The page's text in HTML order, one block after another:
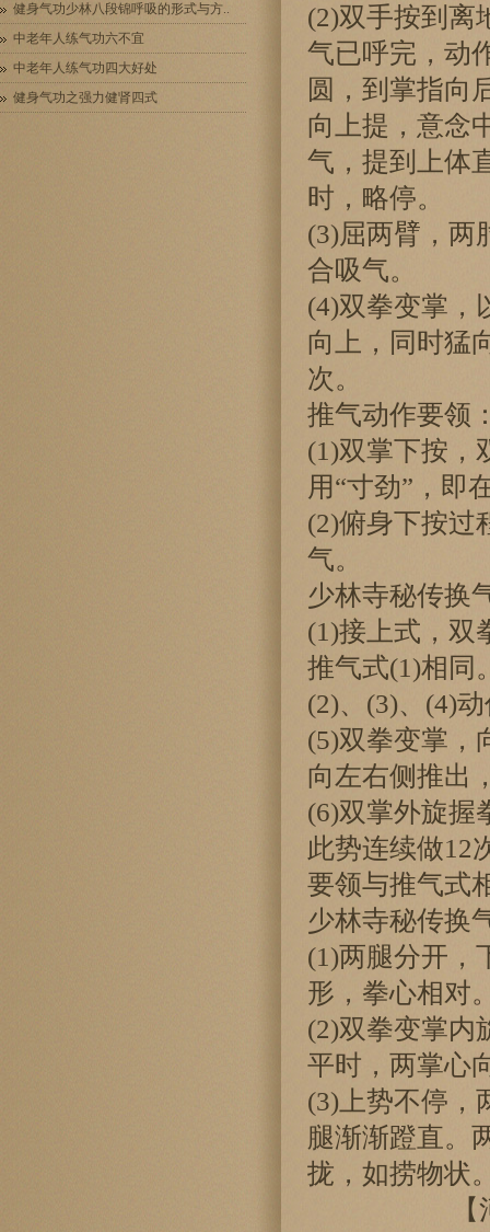
健身气功少林八段锦呼吸的形式与方..
中老年人练气功六不宜
中老年人练气功四大好处
健身气功之强力健肾四式
(2)双手按到离
气已呼完，动
圆，到掌指向
向上提，意念
气，提到上体
时，略停。
(3)屈两臂，两
合吸气。
(4)双拳变掌，
向上，同时猛
次。
推气动作要领
(1)双掌下按，
用“寸劲”，即
(2)俯身下按过
气。
少林寺秘传
(1)接上式，双
推气式(1)相同
(2)、(3)、(4)
(5)双拳变掌，
向左右侧推出
(6)双掌外旋握
此势连续做12
要领与推气式
少林寺秘传
(1)两腿分开，
形，拳心相对
(2)双拳变掌内
平时，两掌心
(3)上势不停，
腿渐渐蹬直。
拢，如捞物状
【河南嵩